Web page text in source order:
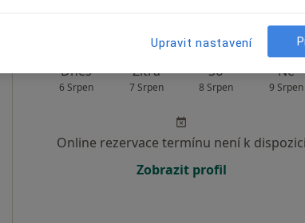
Dnes
6 Srpen
Zítra
7 Srpen
So
8 Srpen
Ne
9 Srpen
Online rezervace termínu není k dispozici
Zobrazit profil
Upravit nastavení